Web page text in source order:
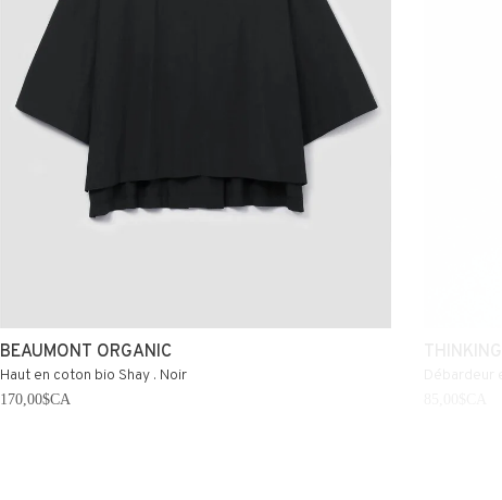
BEAUMONT ORGANIC
Haut en coton bio Shay . Noir
170,00$CA